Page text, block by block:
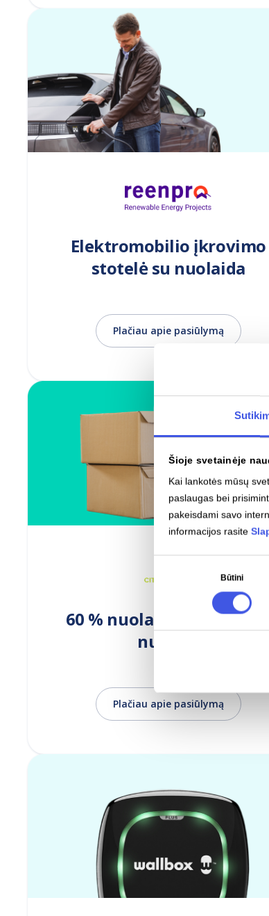
Šioje svetainėje
Kai lankotės mūsų
paslaugas bei
pakeisdami savo
informacijos rasite
pasirinkimas
Būtini
Elektromobilio įkrovimo
stotelė su nuolaida
Plačiau apie pasiūlymą
60 % nuolaida sandėliuko
nuomai
Plačiau apie pasiūlymą